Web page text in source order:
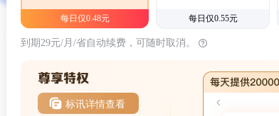
每日仅0.48元 每日仅0.55元
到期29元/月/省自动续费，可随时取消。
标讯详情查看